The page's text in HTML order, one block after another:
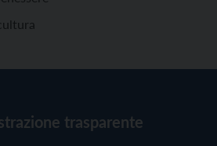
trasparente